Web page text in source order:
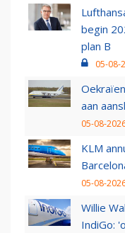
begin
plan B
05-08-
aan
05-08-
KLM
05-08-
Willie
IndiGo: